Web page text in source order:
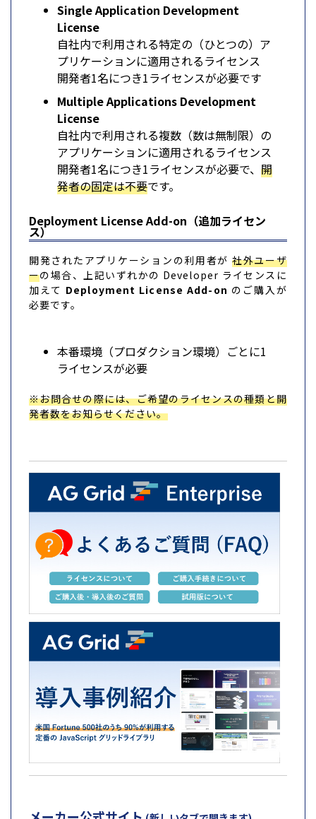
Single Application Development
License
自社内で利用される特定の（ひとつの）ア
プリケーションに適用されるライセンス
開発者1名につき1ライセンスが必要です
Multiple Applications Development
License
自社内で利用される複数（数は無制限）の
アプリケーションに適用されるライセンス
開発者1名につき1ライセンスが必要で、 開
発者の固定は不要です。
Deployment License Add-on（追加ライセン
ス）
開発されたアプリケーションの利用者が 社外ユーザ
ーの場合、上記いずれかの Developer ライセンスに
加えて Deployment License Add-on のご購入が
必要です。
本番環境（プロダクション環境）ごとに1
ライセンスが必要
※お問合せの際には、ご希望のライセンスの種類と開
発者数をお知らせください。